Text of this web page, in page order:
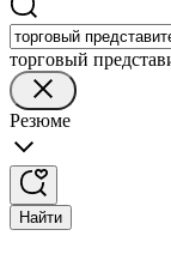
торговый
Резюме
Найти